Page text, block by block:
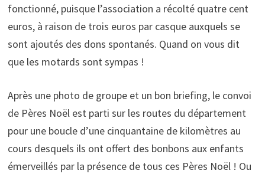
fonctionné, puisque l’association a récolté quatre cent
euros, à raison de trois euros par casque auxquels se
sont ajoutés des dons spontanés. Quand on vous dit
que les motards sont sympas !
Après une photo de groupe et un bon briefing, le convoi
de Pères Noël est parti sur les routes du département
pour une boucle d’une cinquantaine de kilomètres au
cours desquels ils ont offert des bonbons aux enfants
émerveillés par la présence de tous ces Pères Noël ! Ou